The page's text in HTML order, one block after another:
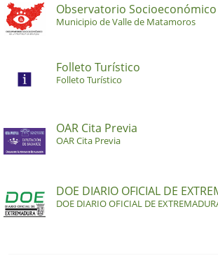
Observatorio Socioeconómico
Municipio de Valle de Matamoros
Folleto Turístico
Folleto Turístico
OAR Cita Previa
OAR Cita Previa
DOE DIARIO OFICIAL DE
DOE DIARIO OFICIAL DE